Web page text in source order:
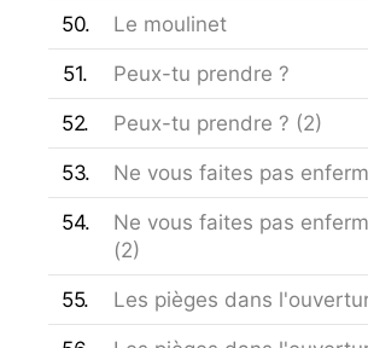
50 Le moulinet
51 Peux-tu prendre ?
52 Peux-tu prendre ? (2)
53 Ne vous faites pas
54
Ne vous faites pas
(2)
55 Les pièges dans